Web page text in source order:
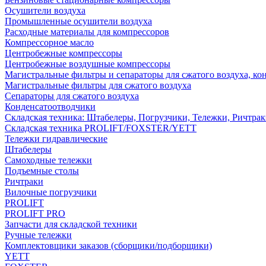
Осушители воздуха
Промышленные осушители воздуха
Расходные материалы для компрессоров
Компрессорное масло
Центробежные компрессоры
Центробежные воздушные компрессоры
Магистральные фильтры и сепараторы для сжатого воздуха,
Магистральные фильтры для сжатого воздуха
Сепараторы для сжатого воздуха
Конденсатоотводчики
Складская техника: Штабелеры, Погрузчики, Тележки,
Складская техника PROLIFT/FOXSTER/YETT
Тележки гидравлические
Штабелеры
Самоходные тележки
Подъемные столы
Ричтраки
Вилочные погрузчики
PROLIFT
PROLIFT PRO
Запчасти для складской техники
Ручные тележки
Комплектовщики заказов (сборщики/подборщики)
YETT